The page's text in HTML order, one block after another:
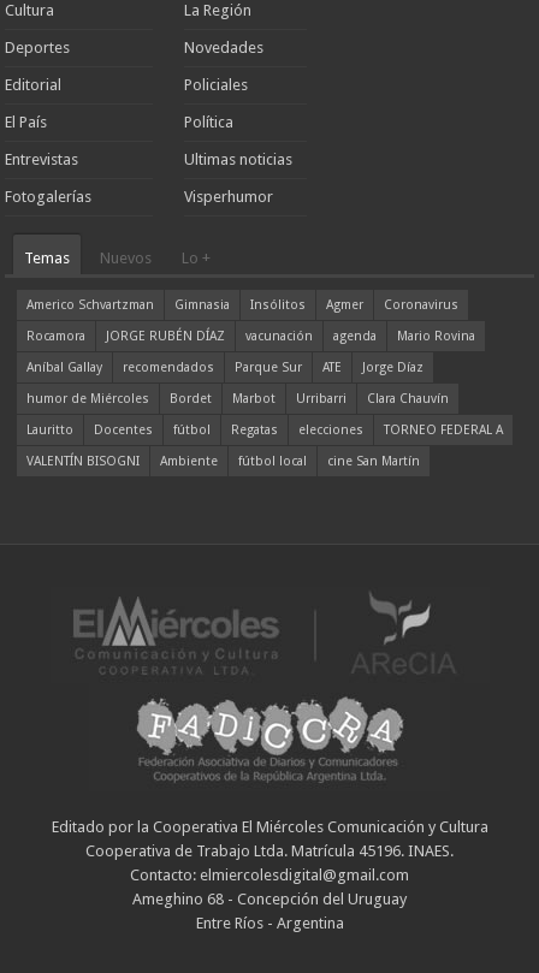
Cultura
Deportes
Editorial
El País
Entrevistas
Fotogalerías
La Región
Novedades
Policiales
Política
Ultimas noticias
Visperhumor
Temas Nuevos Lo +
Americo Schvartzman Gimnasia Insólitos Agmer
Coronavirus
Rocamora
JORGE RUBÉN DÍAZ vacunación agenda
Mario Rovina
Aníbal Gallay
recomendados Parque Sur ATE
Jorge Díaz
humor de Miércoles
Bordet Marbot Urribarri
Clara Chauvín
Lauritto
Docentes fútbol Regatas elecciones
TORNEO FEDERAL A
VALENTÍN BISOGNI
Ambiente fútbol local cine San Martín
Editado por la Cooperativa El Miércoles Comunicación y Cultura
Cooperativa de Trabajo Ltda. Matrícula 45196. INAES.
Contacto: elmiercolesdigital@gmail.com
Ameghino 68 - Concepción del Uruguay
Entre Ríos - Argentina